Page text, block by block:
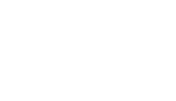
operatørkontrakter må kanskje
og Omnikanal-ruting.
til Salesforce Voice-